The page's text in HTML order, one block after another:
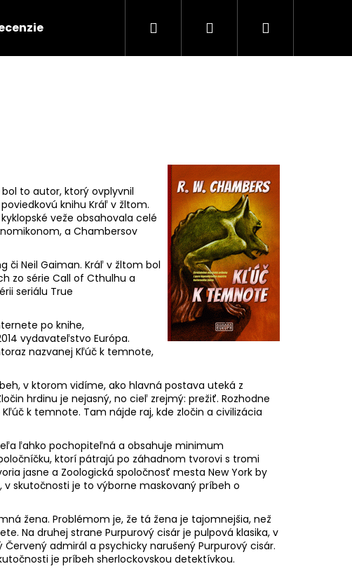
Hľadať PrihlásenieNákupný
to autor, ktorý ovplyvnil
knihu Kráľ v žltom.
veže obsahovala celé
a Chambersov
či Neil Gaiman. Kráľ v žltom bol
zo série Call of Cthulhu a
seriálu True
po knihe,
vydavateľstvo Európa.
nazvanej Kľúč k temnote,
v ktorom vidíme, ako hlavná postava uteká z
hrdinu je nejasný, no cieľ zrejmý: prežiť. Rozhodne
k temnote. Tam nájde raj, kde zločin a civilizácia
ľahko pochopiteľná a obsahuje minimum
ktorí pátrajú po záhadnom tvorovi s tromi
jasne a Zoologická spoločnosť mesta New York by
skutočnosti je to výborne maskovaný príbeh o
žena. Problémom je, že tá žena je tajomnejšia, než
Na druhej strane Purpurový cisár je pulpová klasika, v
admirál a psychicky narušený Purpurový cisár.
je príbeh sherlockovskou detektívkou.
Nasledujúce
14,99 €